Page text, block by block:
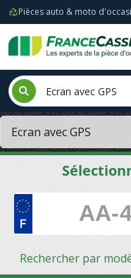
Pièces auto & moto
Rechercher